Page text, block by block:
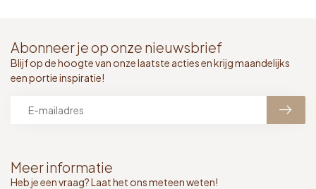
Meer informatie
Heb je een vraag? Laat het ons meteen weten!
Abonneer je op onze nieuwsbrief
Blijf op de hoogte van onze laatste acties en krijg maandelijks
een portie inspiratie!